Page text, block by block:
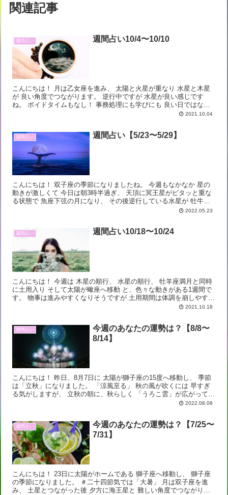
関連記事
週間占い 週間占い10/4〜10/10
こんにちは！ 月は乙女座を進み、 太陽と火星が重なり 水星と木星
が 良い角度でつながります。 逆行中ですが 水星が良い感じです
ね。 ボイドタイムもなし！ 事務処理にも学びにも 良い日ではない
2021.10.04
週間占い 週間占い【5/23〜5/29】
こんにちは！ 双子座の季節になりましたね。 今週もなかなか 星の
動きが激しくて 今日は朝3時半過ぎ、 天頂に冥王星がピタッと重な
る状態で 魚座下弦の月になり、 その後逆行している水星が 牡牛座
2022.05.23
週間占い 週間占い10/18〜10/24
こんにちは！ 今週は 木星の順行、 水星の順行、 牡羊座満月と同時
に土用入り そして太陽が蠍座へ移動 と、色々な動きがある1週間で
す。 物事は進みやすくなりそうですが 土用期間は体調を崩しやすい
2021.10.18
週間占い
今週のあなたの運勢は？【8/8〜
8/14】
こんにちは！ 昨日、8月7日に 太陽が獅子座の15度へ移動し、 季節
は「立秋」になりました。 「涼風至る」 秋の風が吹くには 早すぎ
る気がしますが、 立秋の朝に、秋らしく 「うろこ雲」が広がってい
2022.08.08
週間占い
今週のあなたの運勢は？【7/25〜
7/31】
こんにちは！ 23日に太陽がホームである 獅子座へ移動し、 獅子座
の季節になりました。 ＃二十四節気では「大暑」 月は双子座を進
み、 土星とつながった後 夕方に海王星と 難しい角度でつながりま